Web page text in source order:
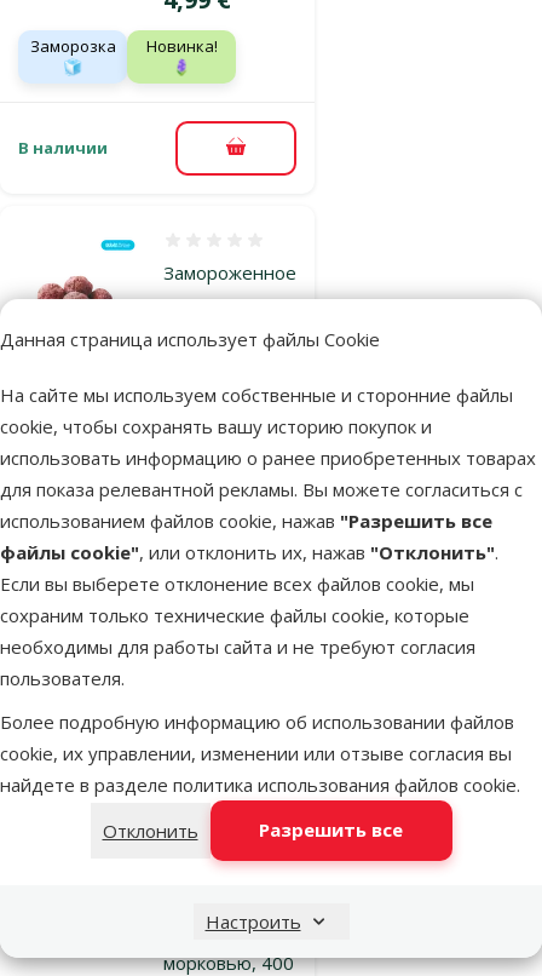
Данная страница использует файлы Cookie
На сайте мы используем собственные и сторонние файлы
cookie, чтобы сохранять вашу историю покупок и
использовать информацию о ранее приобретенных товарах
для показа релевантной рекламы. Вы можете согласиться с
использованием файлов cookie, нажав "Разрешить все
файлы cookie", или отклонить их, нажав "Отклонить".
Если вы выберете отклонение всех файлов cookie, мы
сохраним только технические файлы cookie, которые
необходимы для работы сайта и не требуют согласия
пользователя.
Более подробную информацию об использовании файлов
cookie, их управлении, изменении или отзыве согласия вы
найдете в разделе политика использования файлов cookie.
Отклонить
Разрешить все
Настроить
Заморозка
🧊
Новинка!
🪻
В наличии В корзину
Замороженное
питание для
собак – мясные
кроликом, 500
г
Цена
4,99 €
Заморозка
Новинка!
В наличии В корзину
Замороженное
собак –
бургеры с
говядиной,
тыквой и
морковью, 400
Оценка 0%